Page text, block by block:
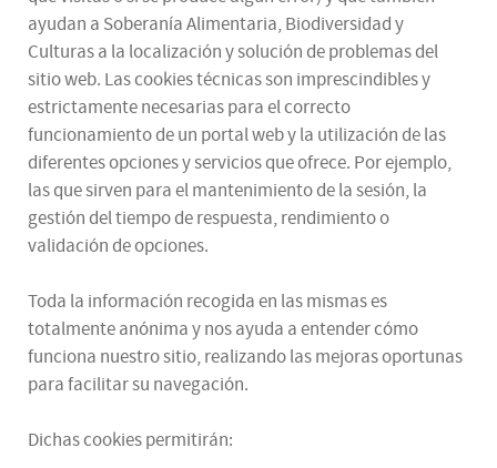
ayudan a Soberanía Alimentaria, Biodiversidad y
Culturas a la localización y solución de problemas del
sitio web. Las cookies técnicas son imprescindibles y
estrictamente necesarias para el correcto
funcionamiento de un portal web y la utilización de las
diferentes opciones y servicios que ofrece. Por ejemplo,
las que sirven para el mantenimiento de la sesión, la
gestión del tiempo de respuesta, rendimiento o
validación de opciones.
Toda la información recogida en las mismas es
totalmente anónima y nos ayuda a entender cómo
funciona nuestro sitio, realizando las mejoras oportunas
para facilitar su navegación.
Dichas cookies permitirán: